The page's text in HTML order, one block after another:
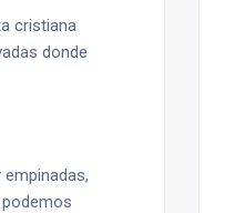
cristiana
donde